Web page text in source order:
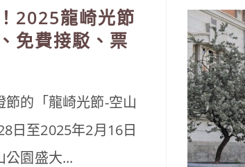
2025龍崎光節
免費接駁、票
的「龍崎光節-空山
日至2025年2月16日
公園盛大...